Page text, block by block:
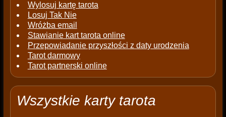
Wylosuj kartę tarota
Losuj Tak Nie
Wróżba email
Stawianie kart tarota online
Przepowiadanie przyszłości z daty urodzenia
Tarot darmowy
Tarot partnerski online
Wszystkie karty tarota